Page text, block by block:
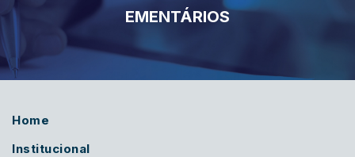
EMENTÁRIOS
Home
Institucional